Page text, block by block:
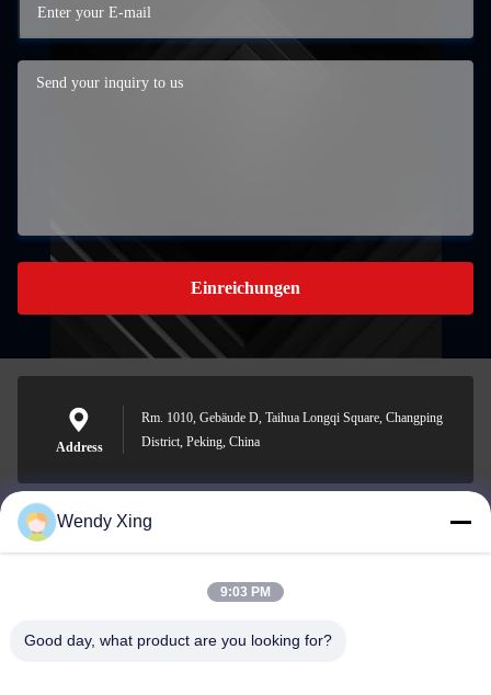
Einreichungen
Address
Rm. 1010, Gebäude D, Taihua Longqi Square, Changping
District, Peking, China
jesingd@vip.sina.com
Wendy Xing
9:03 PM
Good day, what product are you looking for?